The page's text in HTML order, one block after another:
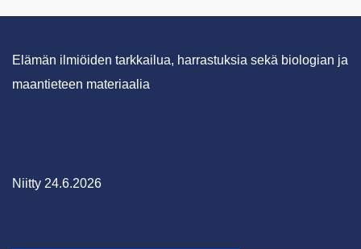
Elämän ilmiöiden tarkkailua, harrastuksia sekä biologian ja
maantieteen materiaalia
Niitty 24.6.2026